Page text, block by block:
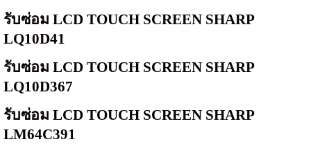
รับซ่อม LCD TOUCH SCREEN SHARP
LQ10D41
รับซ่อม LCD TOUCH SCREEN SHARP
LQ10D367
รับซ่อม LCD TOUCH SCREEN SHARP
LM64C391